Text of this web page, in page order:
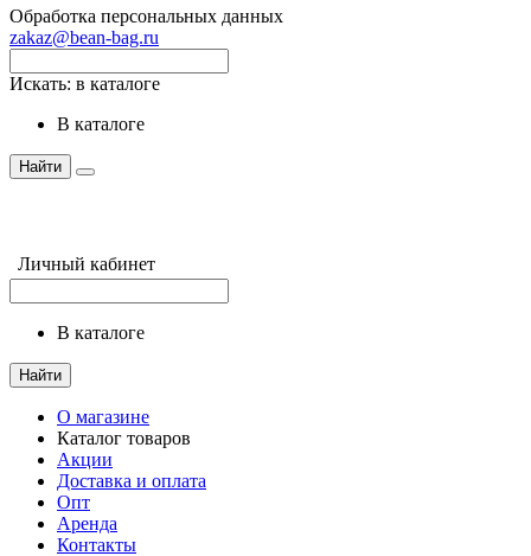
Обработка персональных данных
zakaz@bean-bag.ru
Искать: в каталоге
в каталоге
Найти
Личный кабинет
в каталоге
Найти
О магазине
Каталог товаров
Акции
Доставка и оплата
Опт
Аренда
Контакты